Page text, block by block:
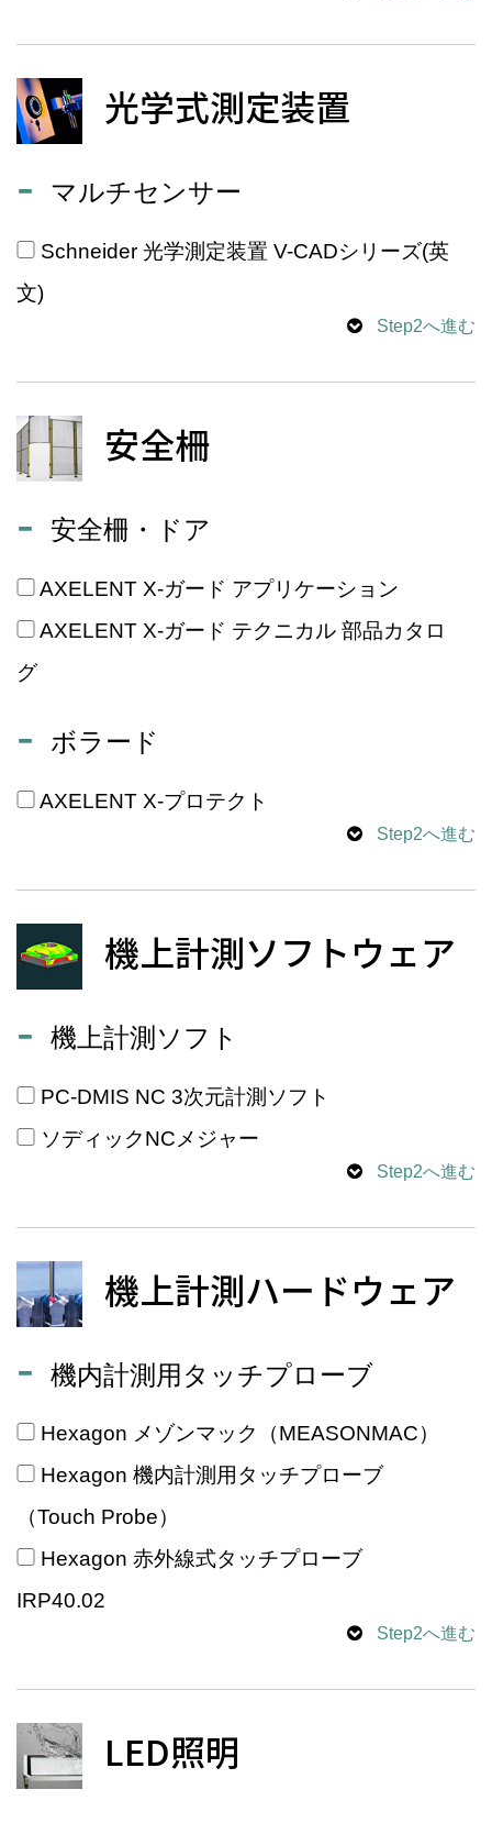
光学式測定装置
マルチセンサー
Schneider 光学測定装置 V-CADシリーズ(英
文)
Step2へ進む
安全柵
安全柵・ドア
AXELENT X-ガード アプリケーション
AXELENT X-ガード テクニカル 部品カタロ
グ
ボラード
AXELENT X-プロテクト
Step2へ進む
機上計測ソフトウェア
機上計測ソフト
PC-DMIS NC 3次元計測ソフト
ソディックNCメジャー
Step2へ進む
機上計測ハードウェア
機内計測用タッチプローブ
Hexagon メゾンマック（MEASONMAC）
Hexagon 機内計測用タッチプローブ
（Touch Probe）
Hexagon 赤外線式タッチプローブ
IRP40.02
Step2へ進む
LED照明